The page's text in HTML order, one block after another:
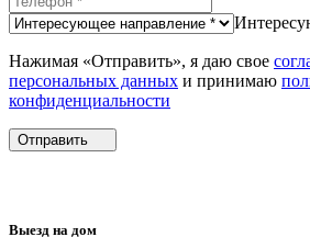
Нажимая «Отправить», я даю свое
персональных данных и принимаю
конфиденциальности
Отправить
Выезд на дом